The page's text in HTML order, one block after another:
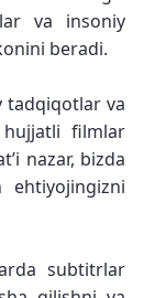
va insoniy
beradi.
tadqiqotlar va
hujjatli filmlar
nazar, bizda
ehtiyojingizni
subtitrlar